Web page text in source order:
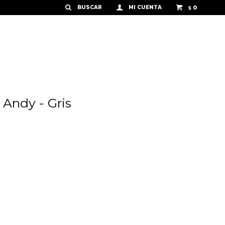
$ 0
- Gris